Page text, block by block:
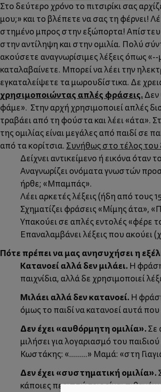
Στο δεύτερο χρόνο το πιτσιρίκι σας
μου;» και το βλέπετε να σας τη φέρνει!
στημένο μπρος στην εξώπορτα!
στην αντίληψη και στην ομιλία. Πολύ
ακούσετε αναγνωρίσιμες λέξεις όπως
καταλαβαίνετε. Μπορεί να λέει την
εγκαταλείψετε τα μωρουδίστικα. Δε
χρησιμοποιώντας απλές φράσεις.Δεν
φάμε». Στην αρχή χρησιμοποιεί απλές
τραβάει από τη φούστα και λέει «άτα».
της ομιλίας είναι μεγάλες από παιδί
από τα κορίτσια. Συνήθως στο τέλος του
Δείχνει αντικείμενο ή εικόνα όταν
Αναγνωρίζει ονόματα γνωστών
ήρθε; «Μπαμπάς».
Λέει αρκετές λέξεις (ήδη από τους
Σχηματίζει φράσεις «Μίμης άτα»,
Υπακούει σε απλές εντολές «φέρε
Επαναλαμβάνει λέξεις που ακούει
Πότε πρέπει να μας ανησυχήσει η
Κατανοεί αλλά δεν μιλάει. Η
παιχνίδια, αλλά δε χρησιμοποιεί
Μιλάει αλλά δεν κατανοεί. Η
όμως το παιδί να κατανοεί αυτά
Δεν έχει «αυθόρμητη ομιλία».Σε
μιλήσει για λογαριασμό του
Κωστάκης: «.........» Μαμά: «στη
Δεν έχει «συστηματική ομιλία».
κάποιες περιπτώσεις είναι